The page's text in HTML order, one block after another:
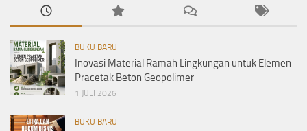
BUKU BARU
Inovasi Material Ramah Lingkungan untuk Elemen
Pracetak Beton Geopolimer
1 JULI 2026
BUKU BARU